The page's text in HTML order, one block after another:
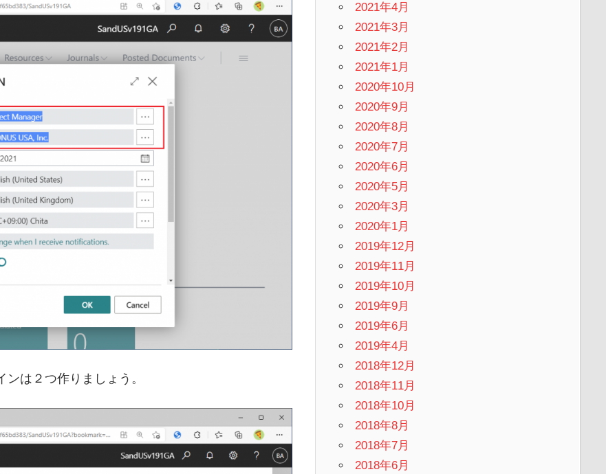
は２つ作りましょう。
2021年4月
2021年3月
2021年2月
2021年1月
2020年10月
2020年9月
2020年8月
2020年7月
2020年6月
2020年5月
2020年3月
2020年1月
2019年12月
2019年11月
2019年10月
2019年9月
2019年6月
2019年4月
2018年12月
2018年11月
2018年10月
2018年8月
2018年7月
2018年6月